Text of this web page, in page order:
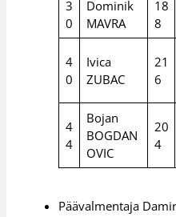
3
0
Dominik
MAVRA
18
8
4
0
Ivica
ZUBAC
21
6
4
4
Bojan
BOGDAN
OVIC
20
4
Päävalmentaja